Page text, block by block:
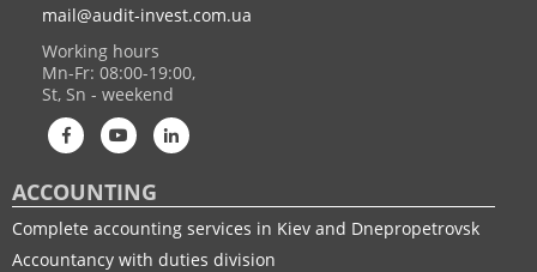
mail@audit-invest.com.ua
Working hours
Mn-Fr: 08:00-19:00,
St, Sn - weekend
ACCOUNTING
Complete accounting services in Kiev and Dnepropetrovsk
Accountancy with duties division